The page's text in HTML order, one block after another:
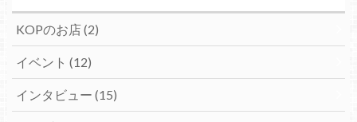
KOPのお店(2)
イベント (12)
インタビュー (15)